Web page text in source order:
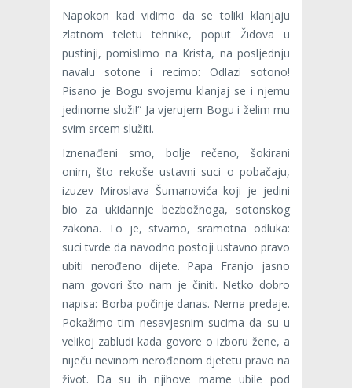
Napokon kad vidimo da se toliki klanjaju
zlatnom teletu tehnike, poput Židova u
pustinji, pomislimo na Krista, na posljednju
navalu sotone i recimo: Odlazi sotono!
Pisano je Bogu svojemu klanjaj se i njemu
jedinome služi!“ Ja vjerujem Bogu i želim mu
svim srcem služiti.
Iznenađeni smo, bolje rečeno, šokirani
onim, što rekoše ustavni suci o pobačaju,
izuzev Miroslava Šumanovića koji je jedini
bio za ukidannje bezbožnoga, sotonskog
zakona. To je, stvarno, sramotna odluka:
suci tvrde da navodno postoji ustavno pravo
ubiti nerođeno dijete. Papa Franjo jasno
nam govori što nam je činiti. Netko dobro
napisa: Borba počinje danas. Nema predaje.
Pokažimo tim nesavjesnim sucima da su u
velikoj zabludi kada govore o izboru žene, a
niječu nevinom nerođenom djetetu pravo na
život. Da su ih njihove mame ubile pod